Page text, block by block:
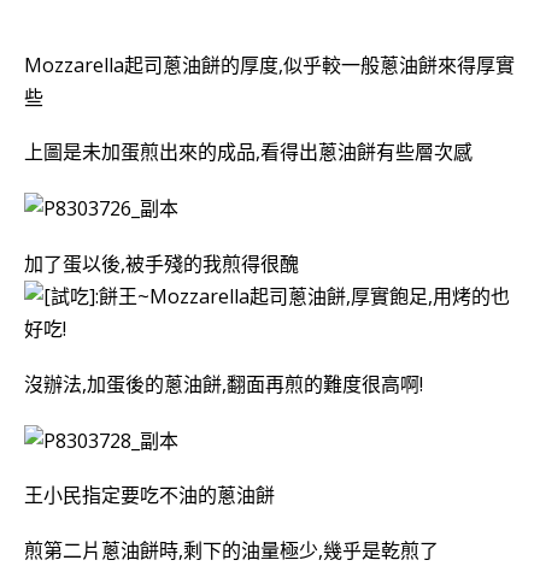
Mozzarella起司蔥油餅的厚度,似乎較一般蔥油餅來得厚實
些
上圖是未加蛋煎出來的成品,看得出蔥油餅有些層次感
加了蛋以後,被手殘的我煎得很醜
沒辦法,加蛋後的蔥油餅,翻面再煎的難度很高啊!
王小民指定要吃不油的蔥油餅
煎第二片蔥油餅時,剩下的油量極少,幾乎是乾煎了